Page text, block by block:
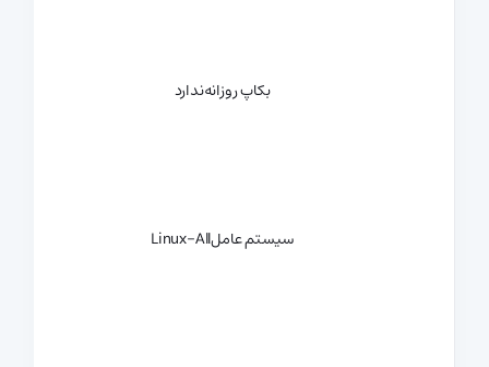
بکاپ روزانهندارد
سیستم عاملLinux-All